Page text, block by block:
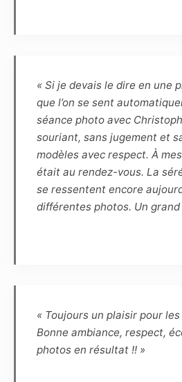
sites Internet du
l’exposition publique des
exemple lors d’une
public ou privé, galerie,
Le modèle ne pourra exiger
éventuels gains ou prix
présentation par le
qu’il aura réalisées ou
– Le modèle conserve une
sur internet, à la seule
photographe apparaisse
de la photo, ou par référence
« Si je devais le dire en une
que l’on se sent
séance photo avec
souriant, sans jugement et
modèles avec respect. À
était au rendez-vous. La
se ressentent encore
différentes photos. Un grand
« Toujours un plaisir pour
Bonne ambiance, respect,
photos en résultat !! »